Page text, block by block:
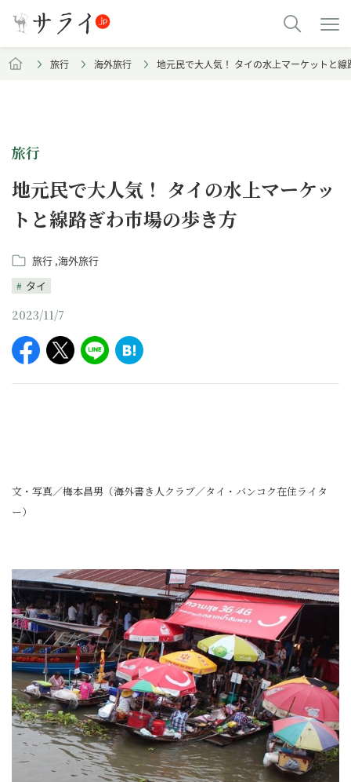
旅行 海外旅行 地元民で大人気！ タイの水上マーケットと
旅行
地元民で大人気！ タイの水上マーケッ
トと線路ぎわ市場の歩き方
旅行 海外旅行
タイ
2023/11/7
文・写真／梅本昌男（海外書き人クラブ／タイ・バンコク在住ライタ
ー）